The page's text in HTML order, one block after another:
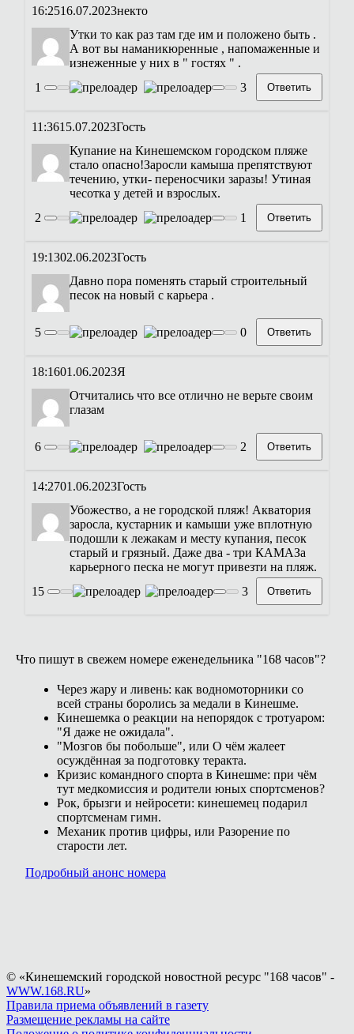
16:2516.07.2023некто
Утки то как раз там где им и положено быть .
А вот вы наманикюренные , напомаженные и
изнеженные у них в " гостях " .
1
3 Ответить
11:3615.07.2023Гость
Купание на Кинешемском городском пляже
стало опасно!Заросли камыша препятствуют
течению, утки- переносчики заразы! Утиная
чесотка у детей и взрослых.
2
1 Ответить
19:1302.06.2023Гость
Давно пора поменять старый строительный
песок на новый с карьера .
5 0 Ответить
18:1601.06.2023Я
Отчитались что все отлично не верьте своим
глазам
6 2 Ответить
14:2701.06.2023Гость
Убожество, а не городской пляж! Акватория
заросла, кустарник и камыши уже вплотную
подошли к лежакам и месту купания, песок
старый и грязный. Даже два - три КАМАЗа
карьерного песка не могут привезти на пляж.
15
3 Ответить
Что пишут в свежем номере еженедельника "168 часов"?
Через жару и ливень: как водномоторники со
всей страны боролись за медали в Кинешме.
Кинешемка о реакции на непорядок с тротуаром:
"Я даже не ожидала".
"Мозгов бы побольше", или О чём жалеет
осуждённая за подготовку теракта.
Кризис командного спорта в Кинешме: при чём
тут медкомиссия и родители юных спортсменов?
Рок, брызги и нейросети: кинешемец подарил
спортсменам гимн.
Механик против цифры, или Разорение по
старости лет.
Подробный анонс номера
© «Кинешемский городской новостной ресурс "168 часов" -
WWW.168.RU»
Правила приема объявлений в газету
Размещение рекламы на сайте